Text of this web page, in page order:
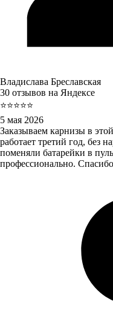
Владислава Бреславская
30 отзывов на Яндексе
⭐⭐⭐⭐⭐
5 мая 2026
Заказываем карнизы в
работает третий год, без
поменяли батарейки в
профессионально.